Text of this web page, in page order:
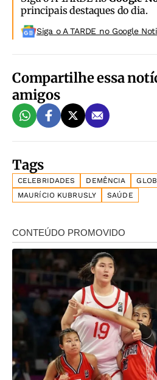
principais destaques do dia.
Siga o A TARDE no Google
Compartilhe essa
amigos
Tags
CELEBRIDADES DEMÊNCIA
MAURÍCIO KUBRUSLY
SAÚDE